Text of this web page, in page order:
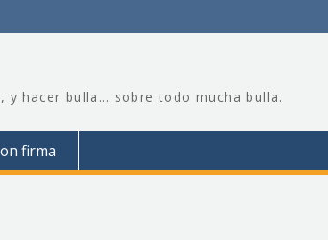
y hacer bulla… sobre todo mucha bulla.
firma